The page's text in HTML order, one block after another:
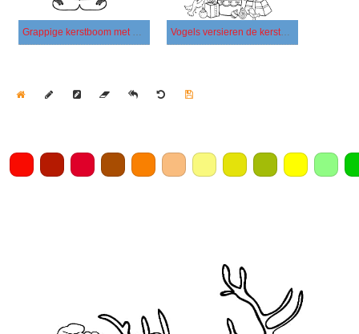
Grappige kerstboom met ogen Vogels versieren de kerstboom